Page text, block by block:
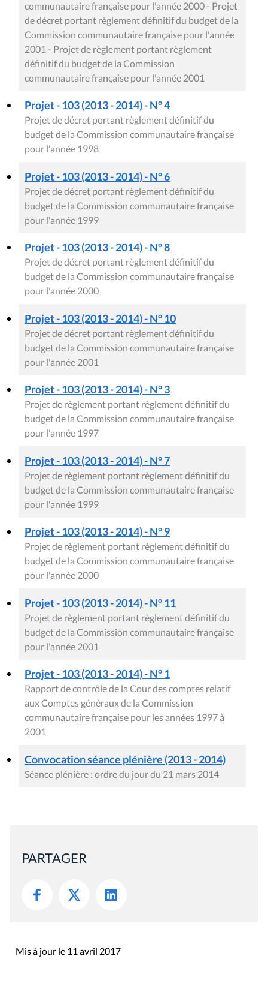
communautaire française pour l'année 2000 - Projet
de décret portant règlement définitif du budget de la
Commission communautaire française pour l'année
2001 - Projet de règlement portant règlement
définitif du budget de la Commission
communautaire française pour l'année 2001
Projet - 103 (2013 - 2014) - N° 4
Projet de décret portant règlement définitif du
budget de la Commission communautaire française
pour l'année 1998
Projet - 103 (2013 - 2014) - N° 6
Projet de décret portant règlement définitif du
budget de la Commission communautaire française
pour l'année 1999
Projet - 103 (2013 - 2014) - N° 8
Projet de décret portant règlement définitif du
budget de la Commission communautaire française
pour l'année 2000
Projet - 103 (2013 - 2014) - N° 10
Projet de décret portant règlement définitif du
budget de la Commission communautaire française
pour l'année 2001
Projet - 103 (2013 - 2014) - N° 3
Projet de règlement portant règlement définitif du
budget de la Commission communautaire française
pour l'année 1997
Projet - 103 (2013 - 2014) - N° 7
Projet de règlement portant règlement définitif du
budget de la Commission communautaire française
pour l'année 1999
Projet - 103 (2013 - 2014) - N° 9
Projet de règlement portant règlement définitif du
budget de la Commission communautaire française
pour l'année 2000
Projet - 103 (2013 - 2014) - N° 11
Projet de règlement portant règlement définitif du
budget de la Commission communautaire française
pour l'année 2001
Projet - 103 (2013 - 2014) - N° 1
Rapport de contrôle de la Cour des comptes relatif
aux Comptes généraux de la Commission
communautaire française pour les années 1997 à
2001
Convocation séance plénière (2013 - 2014)
Séance plénière : ordre du jour du 21 mars 2014
PARTAGER
Mis à jour le 11 avril 2017